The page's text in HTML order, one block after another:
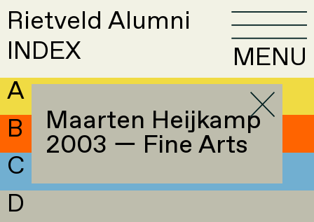
Rietveld Alumni
INDEX
MENU
A
B
C
D
Maarten Heijkamp
2003 — Fine Arts